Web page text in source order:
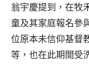
翁宇慶提到，在牧
童及其家庭報名參
位原本未信仰基督
等，也在此期間受